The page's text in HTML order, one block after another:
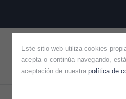
Este sitio web utiliza cookies
acepta o continúa navegando,
aceptación de nuestra política de
HOME QUIÉNES SOMOS